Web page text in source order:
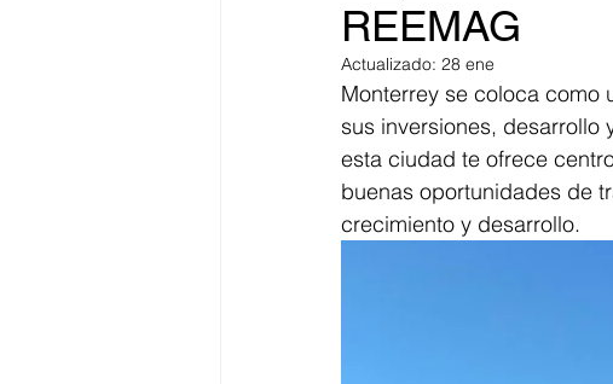
Home & Life Style Bienes Raíces
REEMAG
Actualizado: 28 ene
Monterrey se coloca como
sus inversiones, desarrollo
esta ciudad te ofrece
buenas oportunidades de
crecimiento y desarrollo.